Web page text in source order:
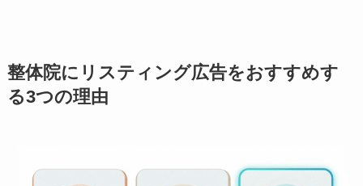
整体院にリスティング広告をおすすめす
る3つの理由